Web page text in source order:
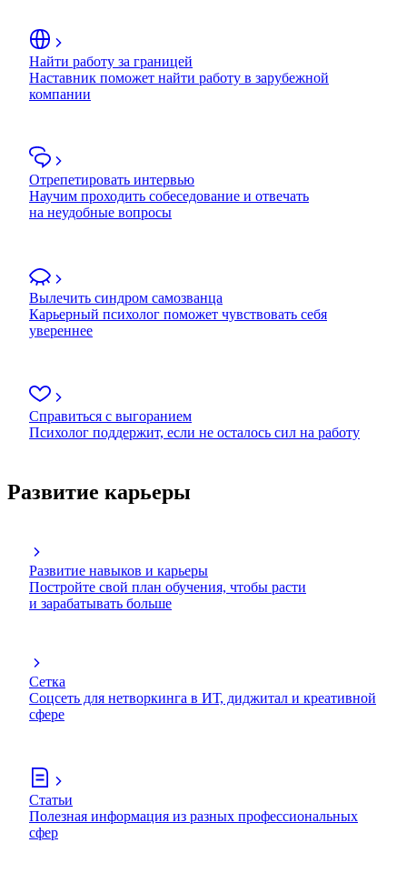
Найти работу за границей
Наставник поможет найти работу в зарубежной
компании
Отрепетировать интервью
Научим проходить собеседование и отвечать
на неудобные вопросы
Вылечить синдром самозванца
Карьерный психолог поможет чувствовать себя
увереннее
Справиться с выгоранием
Психолог поддержит, если не осталось сил на работу
Развитие карьеры
Развитие навыков и карьеры
Постройте свой план обучения, чтобы расти
и зарабатывать больше
Сетка
Соцсеть для нетворкинга в ИТ, диджитал и креативной
сфере
Статьи
Полезная информация из разных профессиональных
сфер